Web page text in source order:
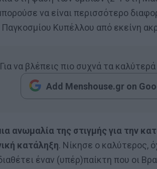
να είναι περισσότερο
Κυπέλλου από εκείνη
Για να βλέπεις πιο συχνά τα
Add Menshouse.gr on
ανωμαλία της στιγμής για την
κατάληξη. Νίκησε ο καλύτερος,
έναν (υπέρ)παίκτη που οι